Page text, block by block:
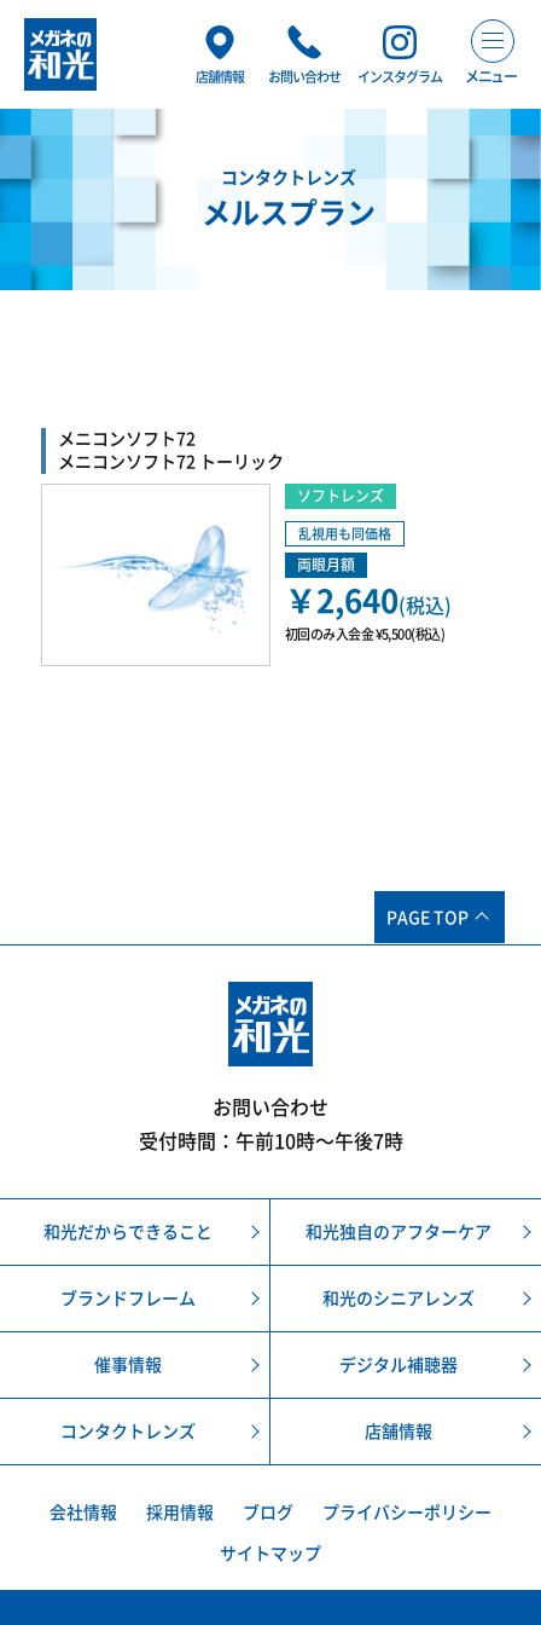
店舗情報 お問い合わせ インスタグラム メニュー
コンタクトレンズ
メルスプラン
メニコンソフト72
メニコンソフト72 トーリック
ソフトレンズ
乱視用も同価格
両眼月額
￥2,640(税込)
初回のみ入会金 ¥5,500(税込)
PAGE TOP
お問い合わせ
受付時間：午前10時〜午後7時
和光だからできること 和光独自のアフターケア
ブランドフレーム 和光のシニアレンズ
催事情報 デジタル補聴器
コンタクトレンズ 店舗情報
会社情報 採用情報 ブログ プライバシーポリシー
サイトマップ